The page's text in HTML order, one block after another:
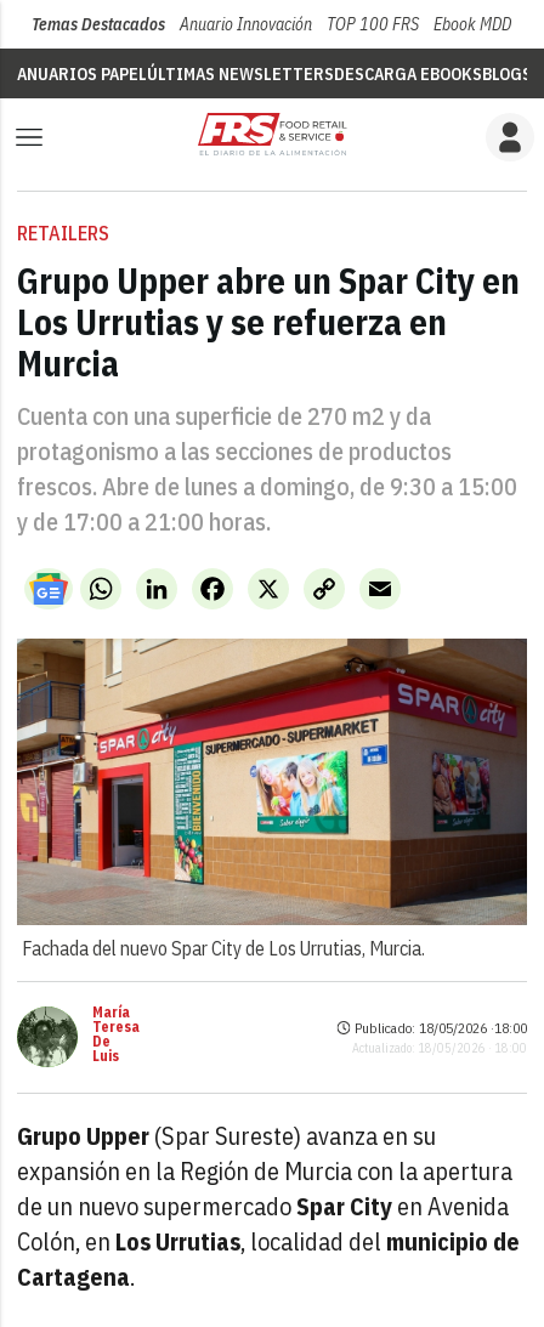
Temas Destacados Anuario Innovación TOP 100 FRS Ebook MDD
ANUARIOS PAPELÚLTIMAS NEWSLETTERSDESCARGA EBOOKSBLOGS
RETAILERS
Grupo Upper abre un Spar City en
Los Urrutias y se refuerza en
Murcia
Cuenta con una superficie de 270 m2 y da
protagonismo a las secciones de productos
frescos. Abre de lunes a domingo, de 9:30 a 15:00
y de 17:00 a 21:00 horas.
WhatsAppLinkedIn X
Facebook
Copy
Link
Email
Fachada del nuevo Spar City de Los Urrutias, Murcia.
María
Teresa
De
Luis
Publicado: 18/05/2026 ·18:00
Actualizado: 18/05/2026 · 18:00
Grupo Upper(Spar Sureste) avanza en su
expansión en la Región de Murcia con la apertura
de un nuevo supermercadoSpar Cityen Avenida
Colón, en Los Urrutias, localidad del municipio de
Cartagena.